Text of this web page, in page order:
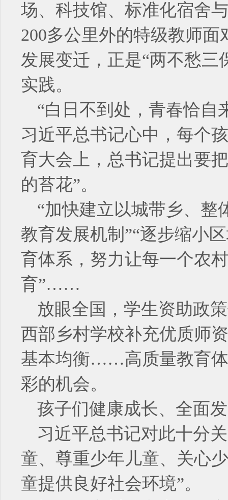
场、科技馆、标准化宿舍
200多公里外的特级教师
发展变迁，正是“两不愁三
实践。
“白日不到处，青春恰自
习近平总书记心中，每个
育大会上，总书记提出要
的苔花”。
“加快建立以城带乡、整
教育发展机制”“逐步缩小
育体系，努力让每一个农
育”……
放眼全国，学生资助政
西部乡村学校补充优质师
基本均衡……高质量教育
彩的机会。
孩子们健康成长、全面
习近平总书记对此十分
童、尊重少年儿童、关心
童提供良好社会环境”。